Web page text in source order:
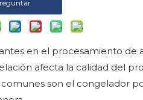
en el procesamiento de
afecta la calidad del
son el congelador